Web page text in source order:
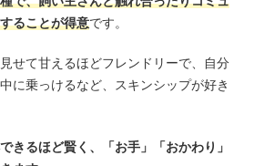
ることが得意です。
せて甘えるほどフレンドリーで、自分
に乗っけるなど、スキンシップが好き
きるほど賢く、「お手」「おかわり」